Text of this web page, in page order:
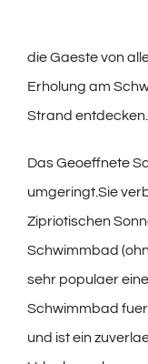
die Gaeste von
Erholung am
Strand entdecken.
Das Geoeffnete
umgeringt.Sie
Zipriotischen
Schwimmbad
sehr populaer
Schwimmbad
und ist ein